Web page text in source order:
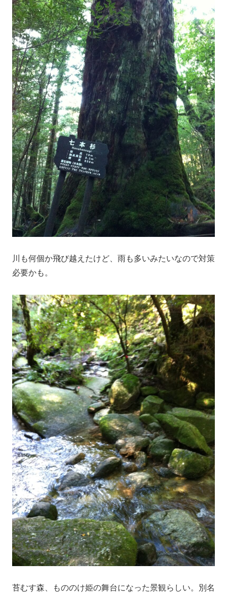
川も何個か飛び越えたけど、雨も多いみたいなので対策
必要かも。
苔むす森、もののけ姫の舞台になった景観らしい。別名